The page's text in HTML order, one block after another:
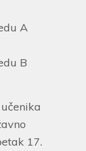
A
B
17.